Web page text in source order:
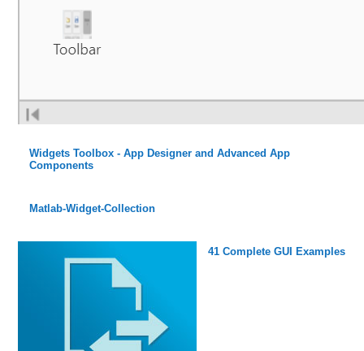
Widgets Toolbox - App Designer and Advanced App
Components
Matlab-Widget-Collection
41 Complete GUI Examples